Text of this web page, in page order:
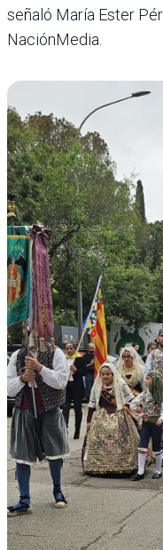
señaló María Ester
NaciónMedia.